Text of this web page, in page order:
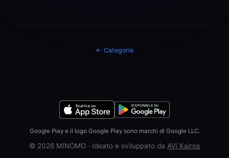
← Categorie
Google Play e il logo Google Play sono marchi di Google LLC.
© 2026 MINOMO · Ideato e sviluppato da AVi Kairos